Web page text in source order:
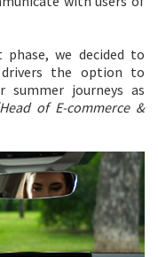
we decided to
the option to
summer journeys as
of E-commerce &